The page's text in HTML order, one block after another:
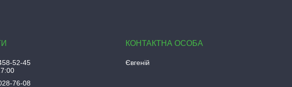
52-45
76-08
Євгеній